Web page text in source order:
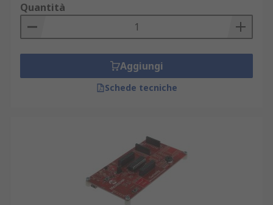
Quantità
Aggiungi
Schede tecniche